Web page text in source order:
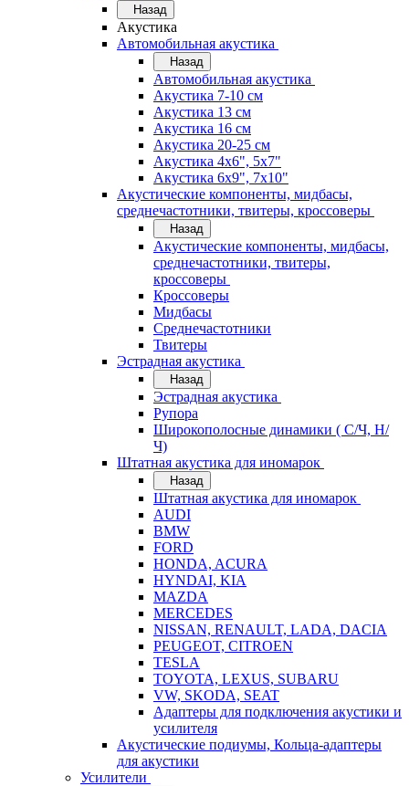
Назад
Акустика
Автомобильная акустика
Назад
Автомобильная акустика
Акустика 7-10 см
Акустика 13 см
Акустика 16 см
Акустика 20-25 см
Акустика 4х6", 5х7"
Акустика 6х9", 7х10"
Акустические компоненты, мидбасы,
среднечастотники, твитеры, кроссоверы
Назад
Акустические компоненты, мидбасы,
среднечастотники, твитеры,
кроссоверы
Кроссоверы
Мидбасы
Среднечастотники
Твитеры
Эстрадная акустика
Назад
Эстрадная акустика
Рупора
Широкополосные динамики ( С/Ч, Н/
Ч)
Штатная акустика для иномарок
Назад
Штатная акустика для иномарок
AUDI
BMW
FORD
HONDA, ACURA
HYNDAI, KIA
MAZDA
MERCEDES
NISSAN, RENAULT, LADA, DACIA
PEUGEOT, CITROEN
TESLA
TOYOTA, LEXUS, SUBARU
VW, SKODA, SEAT
Адаптеры для подключения акустики и
усилителя
Акустические подиумы, Кольца-адаптеры
для акустики
Усилители